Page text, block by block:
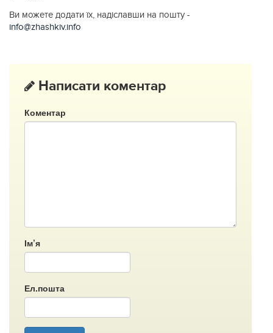
Ви можете додати їх, надіславши на пошту -
info@zhashkiv.info
Написати коментар
Коментар
Ім’я
Ел.пошта